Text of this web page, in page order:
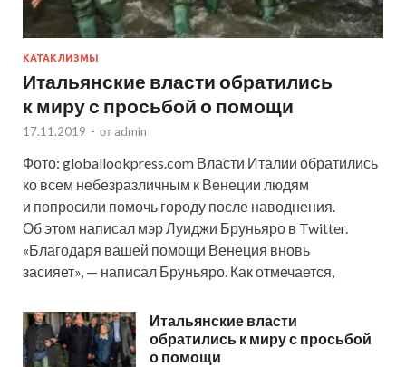
КАТАКЛИЗМЫ
Итальянские власти обратились
к миру с просьбой о помощи
17.11.2019 - от admin
Фото: globallookpress.com Власти Италии обратились
ко всем небезразличным к Венеции людям
и попросили помочь городу после наводнения.
Об этом написал мэр Луиджи Бруньяро в Twitter.
«Благодаря вашей помощи Венеция вновь
засияет», — написал Бруньяро. Как отмечается,
Итальянские власти
обратились к миру с просьбой
о помощи